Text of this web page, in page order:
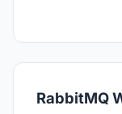
RabbitMQ